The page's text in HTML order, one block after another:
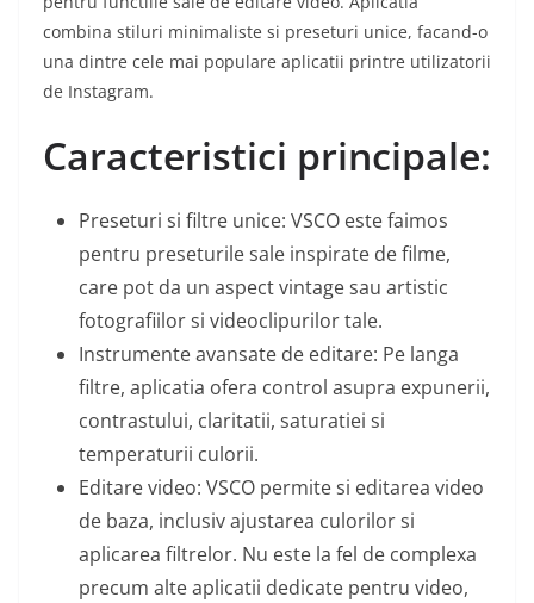
combina stiluri minimaliste si preseturi unice, facand-o
una dintre cele mai populare aplicatii printre utilizatorii
de Instagram.
Caracteristici principale:
Preseturi si filtre unice: VSCO este faimos
pentru preseturile sale inspirate de filme,
care pot da un aspect vintage sau artistic
fotografiilor si videoclipurilor tale.
Instrumente avansate de editare: Pe langa
filtre, aplicatia ofera control asupra expunerii,
contrastului, claritatii, saturatiei si
temperaturii culorii.
Editare video: VSCO permite si editarea video
de baza, inclusiv ajustarea culorilor si
aplicarea filtrelor. Nu este la fel de complexa
precum alte aplicatii dedicate pentru video,